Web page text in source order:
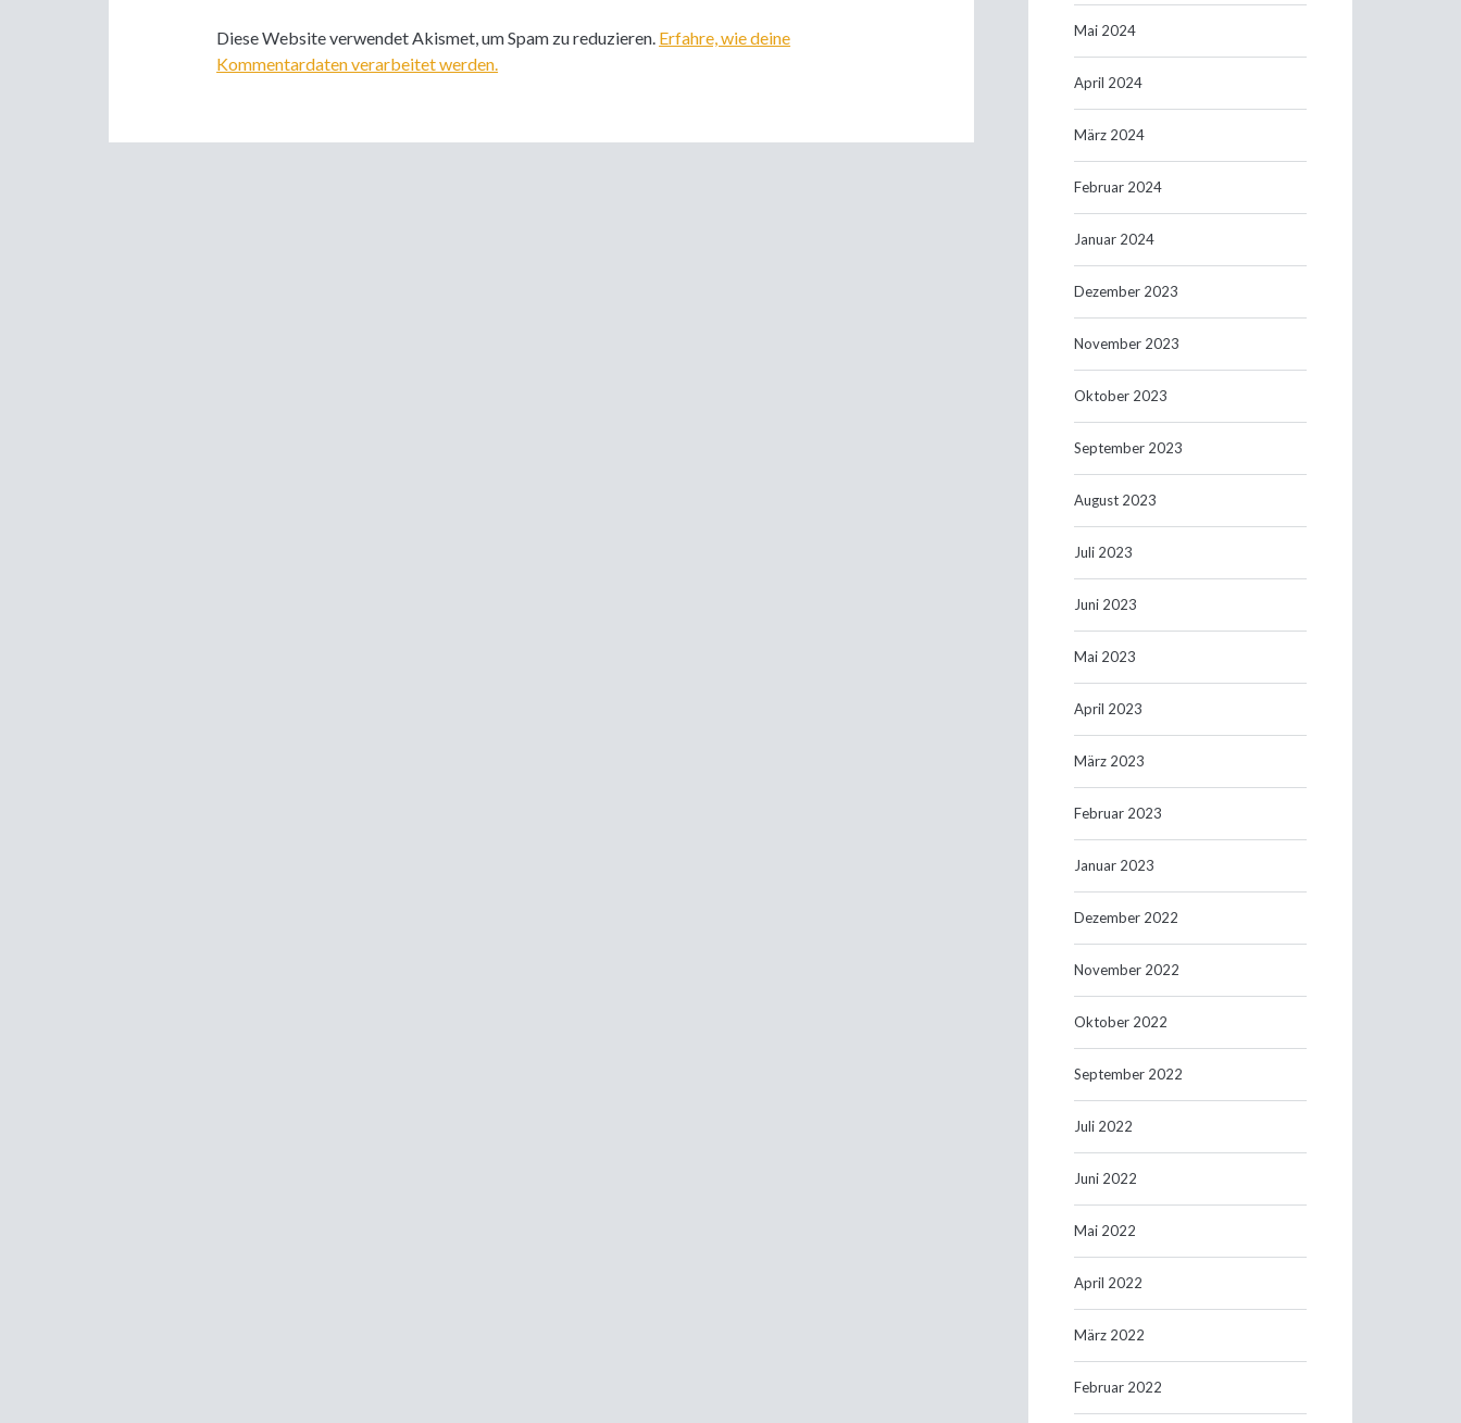
Diese Website verwendet Akismet, um Spam zu reduzieren. Erfahre, wie deine
Kommentardaten verarbeitet werden.
Mai 2024
April 2024
März 2024
Februar 2024
Januar 2024
Dezember 2023
November 2023
Oktober 2023
September 2023
August 2023
Juli 2023
Juni 2023
Mai 2023
April 2023
März 2023
Februar 2023
Januar 2023
Dezember 2022
November 2022
Oktober 2022
September 2022
Juli 2022
Juni 2022
Mai 2022
April 2022
März 2022
Februar 2022